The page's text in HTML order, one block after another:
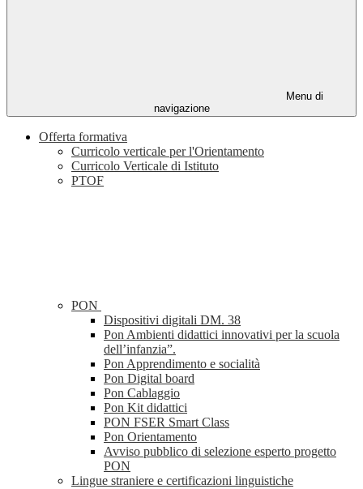
Menu di
navigazione
Offerta formativa
Curricolo verticale per l'Orientamento
Curricolo Verticale di Istituto
PTOF
PON
Dispositivi digitali DM. 38
Pon Ambienti didattici innovativi per la scuola
dell’infanzia”.
Pon Apprendimento e socialità
Pon Digital board
Pon Cablaggio
Pon Kit didattici
PON FSER Smart Class
Pon Orientamento
Avviso pubblico di selezione esperto progetto
PON
Lingue straniere e certificazioni linguistiche